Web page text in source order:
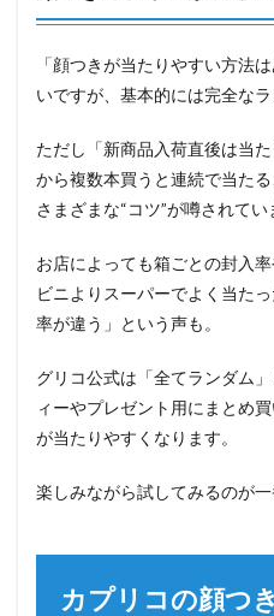
「顔つきが当たりやすい方法
いですが、基本的には完全なラ
ただし「新商品入荷直後は当
から複数本買うと連続で当た
さまざまな“コツ”が噂されてい
お店によっても箱ごとの封入
ビニよりスーパーでよく当た
率が違う」という声も。
グリコ公式は「全てランダム
ィーやプレゼント用にまとめ
が当たりやすくなります。
楽しみながら試してみるのが一
カプリコの顔つ